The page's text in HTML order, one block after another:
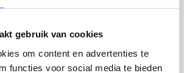
gebruik van cookies
om content en advertenties te
functies voor social media te bieden
de Cyberbeveiligingswet